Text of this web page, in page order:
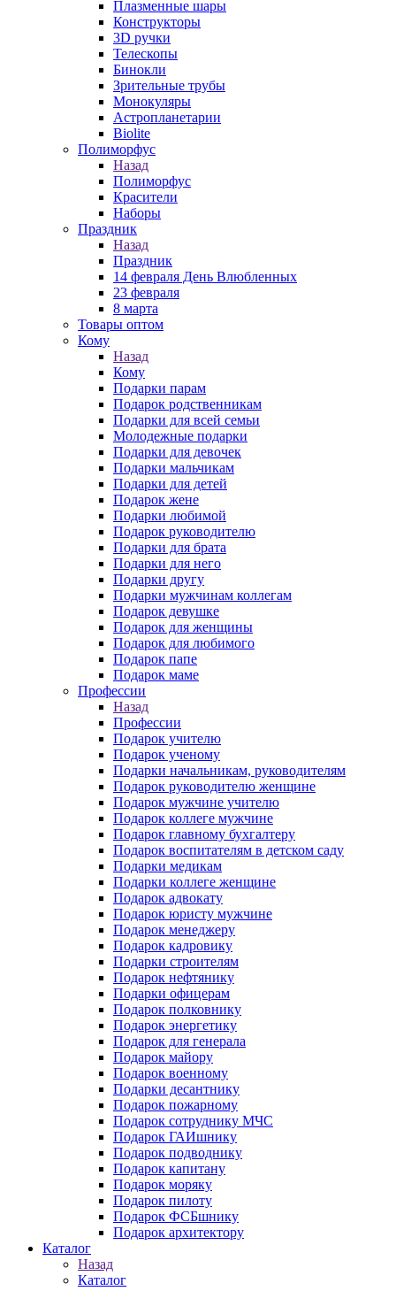
Плазменные шары
Конструкторы
3D ручки
Телескопы
Бинокли
Зрительные трубы
Монокуляры
Астропланетарии
Biolite
Полиморфус
Назад
Полиморфус
Красители
Наборы
Праздник
Назад
Праздник
14 февраля День Влюбленных
23 февраля
8 марта
Товары оптом
Кому
Назад
Кому
Подарки парам
Подарок родственникам
Подарки для всей семьи
Молодежные подарки
Подарки для девочек
Подарки мальчикам
Подарки для детей
Подарок жене
Подарки любимой
Подарок руководителю
Подарки для брата
Подарки для него
Подарки другу
Подарки мужчинам коллегам
Подарок девушке
Подарок для женщины
Подарок для любимого
Подарок папе
Подарок маме
Профессии
Назад
Профессии
Подарок учителю
Подарок ученому
Подарки начальникам, руководителям
Подарок руководителю женщине
Подарок мужчине учителю
Подарок коллеге мужчине
Подарок главному бухгалтеру
Подарок воспитателям в детском саду
Подарки медикам
Подарки коллеге женщине
Подарок адвокату
Подарок юристу мужчине
Подарок менеджеру
Подарок кадровику
Подарки строителям
Подарок нефтянику
Подарки офицерам
Подарок полковнику
Подарок энергетику
Подарок для генерала
Подарок майору
Подарок военному
Подарки десантнику
Подарок пожарному
Подарок сотруднику МЧС
Подарок ГАИшнику
Подарок подводнику
Подарок капитану
Подарок моряку
Подарок пилоту
Подарок ФСБшнику
Подарок архитектору
Каталог
Назад
Каталог